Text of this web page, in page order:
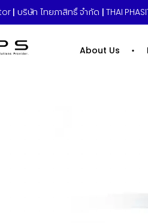
| บริษัท ไทยภาสิทธิ์ จำกัด | THAI
About Us